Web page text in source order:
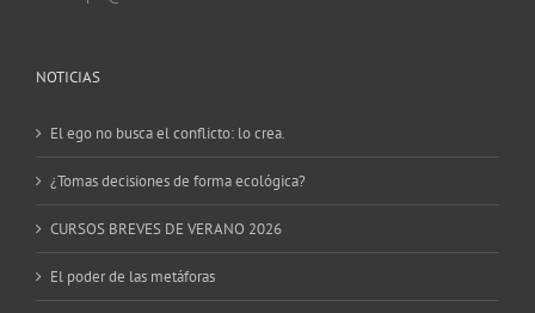
NOTICIAS
El ego no busca el conflicto: lo crea.
¿Tomas decisiones de forma ecológica?
CURSOS BREVES DE VERANO 2026
El poder de las metáforas